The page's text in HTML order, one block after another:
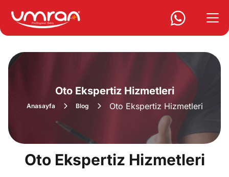
Oto Ekspertiz Hizmetleri
Anasayfa Blog Oto Ekspertiz Hizmetleri
Oto Ekspertiz Hizmetleri